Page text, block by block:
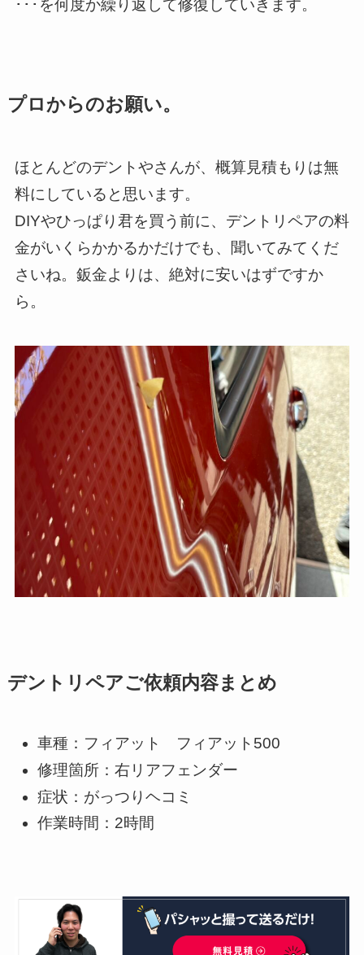
･･･を何度か繰り返して修復していきます。
プロからのお願い。
ほとんどのデントやさんが、概算見積もりは無
料にしていると思います。
DIYやひっぱり君を買う前に、デントリペアの料
金がいくらかかるかだけでも、聞いてみてくだ
さいね。鈑金よりは、絶対に安いはずですか
ら。
デントリペアご依頼内容まとめ
車種：フィアット フィアット500
修理箇所：右リアフェンダー
症状：がっつりヘコミ
作業時間：2時間